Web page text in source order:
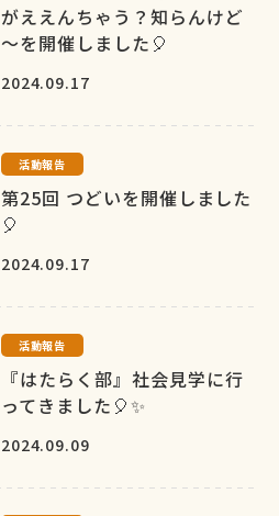
がええんちゃう？知らんけど
～を開催しました🎈
2024.09.17
活動報告
第25回 つどいを開催しました
🎈
2024.09.17
活動報告
『はたらく部』社会見学に行
ってきました🎈✨
2024.09.09